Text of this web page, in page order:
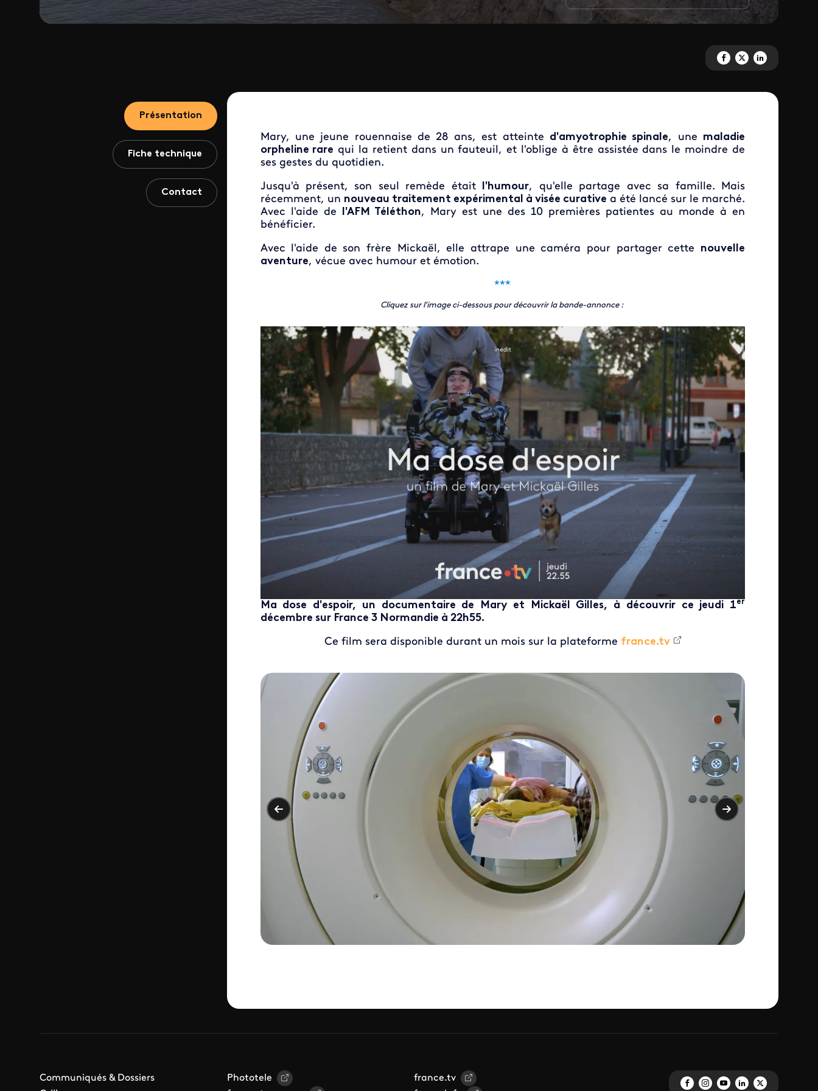
Partagez 'Ma dose d'espoir'
Partagez 'Ma dose
Partagez 'Ma dose
Présentation
Fiche technique
Contact
Mary, une jeune rouennaise de 28 ans, est atteinte d'amyotrophie spinale, une maladie
orpheline rare qui la retient dans un fauteuil, et l'oblige à être assistée dans le moindre de
ses gestes du quotidien.
Jusqu'à présent, son seul remède était l'humour, qu'elle partage avec sa famille. Mais
récemment, un nouveau traitement expérimental à visée curative a été lancé sur le marché.
Avec l'aide de l'AFM Téléthon, Mary est une des 10 premières patientes au monde à en
bénéficier.
Avec l'aide de son frère Mickaël, elle attrape une caméra pour partager cette nouvelle
aventure, vécue avec humour et émotion.
***
Cliquez sur l'image ci-dessous pour découvrir la bande-annonce :
Ma dose d'espoir, un documentaire de Mary et Mickaël Gilles, à découvrir ce jeudi 1er
décembre sur France 3 Normandie à 22h55.
Ce film sera disponible durant un mois sur la plateforme france.tv
Communiqués & Dossiers
Phototele
france.tv